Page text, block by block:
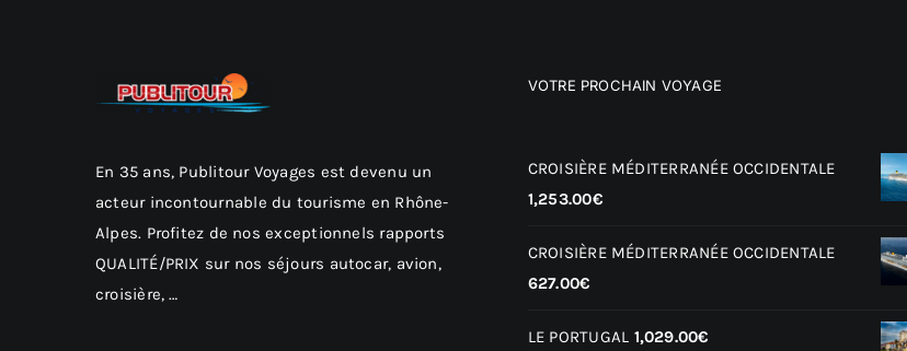
En 35 ans, Publitour Voyages est devenu un
acteur incontournable du tourisme en Rhône-
Alpes. Profitez de nos exceptionnels rapports
QUALITÉ/PRIX sur nos séjours autocar, avion,
croisière, …
VOTRE PROCHAIN VOYAGE
CROISIÈRE MÉDITERRANÉE OCCIDENTALE
1,253.00€
CROISIÈRE MÉDITERRANÉE OCCIDENTALE
627.00€
LE PORTUGAL 1,029.00€